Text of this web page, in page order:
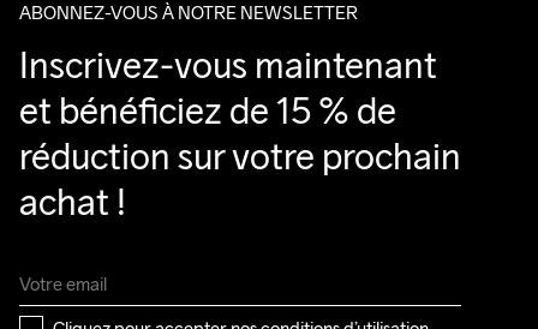
ABONNEZ-VOUS À NOTRE NEWSLETTER
Inscrivez-vous maintenant
et bénéficiez de 15 % de
réduction sur votre prochain
achat !